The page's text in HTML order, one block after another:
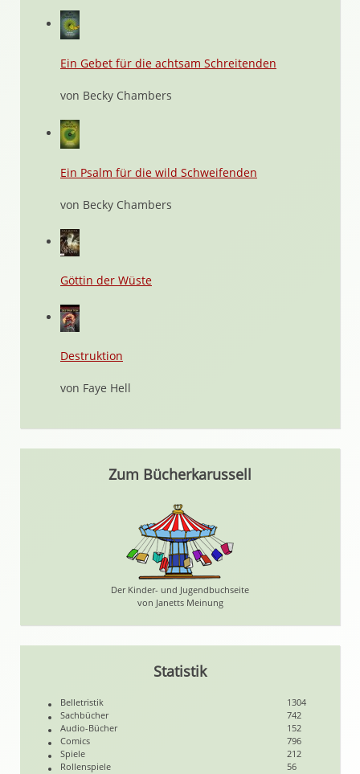
Ein Gebet für die achtsam Schreitenden
von Becky Chambers
Ein Psalm für die wild Schweifenden
von Becky Chambers
Göttin der Wüste
Destruktion
von Faye Hell
Zum Bücherkarussell
Der Kinder- und Jugendbuchseite
von Janetts Meinung
Statistik
Belletristik
1304
Sachbücher
742
Audio-Bücher
152
Comics
796
Spiele
212
Rollenspiele
56